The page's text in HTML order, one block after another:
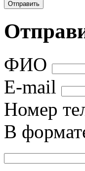
ФИО
E-mail
Номер
В